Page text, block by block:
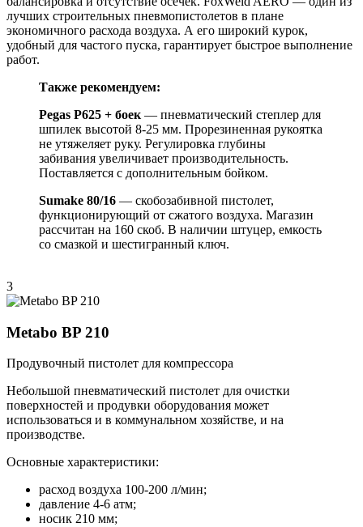
лучших строительных пневмопистолетов в плане
экономичного расхода воздуха. А его широкий курок,
удобный для частого пуска, гарантирует быстрое выполнение
работ.
Также рекомендуем:
Pegas P625 + боек — пневматический степлер для
шпилек высотой 8-25 мм. Прорезиненная рукоятка
не утяжеляет руку. Регулировка глубины
забивания увеличивает производительность.
Поставляется с дополнительным бойком.
Sumake 80/16 — скобозабивной пистолет,
функционирующий от сжатого воздуха. Магазин
рассчитан на 160 скоб. В наличии штуцер, емкость
со смазкой и шестигранный ключ.
3
Metabo BP 210
Продувочный пистолет для компрессора
Небольшой пневматический пистолет для очистки
поверхностей и продувки оборудования может
использоваться и в коммунальном хозяйстве, и на
производстве.
Основные характеристики:
расход воздуха 100-200 л/мин;
давление 4-6 атм;
носик 210 мм;